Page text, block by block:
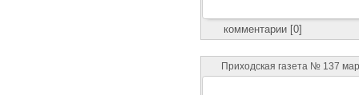
комментарии [0]
Приходская газета № 137